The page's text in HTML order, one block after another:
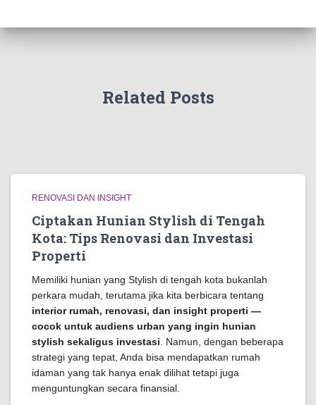
Related Posts
RENOVASI DAN INSIGHT
Ciptakan Hunian Stylish di Tengah
Kota: Tips Renovasi dan Investasi
Properti
Memiliki hunian yang Stylish di tengah kota bukanlah
perkara mudah, terutama jika kita berbicara tentang
interior rumah, renovasi, dan insight properti —
cocok untuk audiens urban yang ingin hunian
stylish sekaligus investasi . Namun, dengan beberapa
strategi yang tepat, Anda bisa mendapatkan rumah
idaman yang tak hanya enak dilihat tetapi juga
menguntungkan secara finansial.